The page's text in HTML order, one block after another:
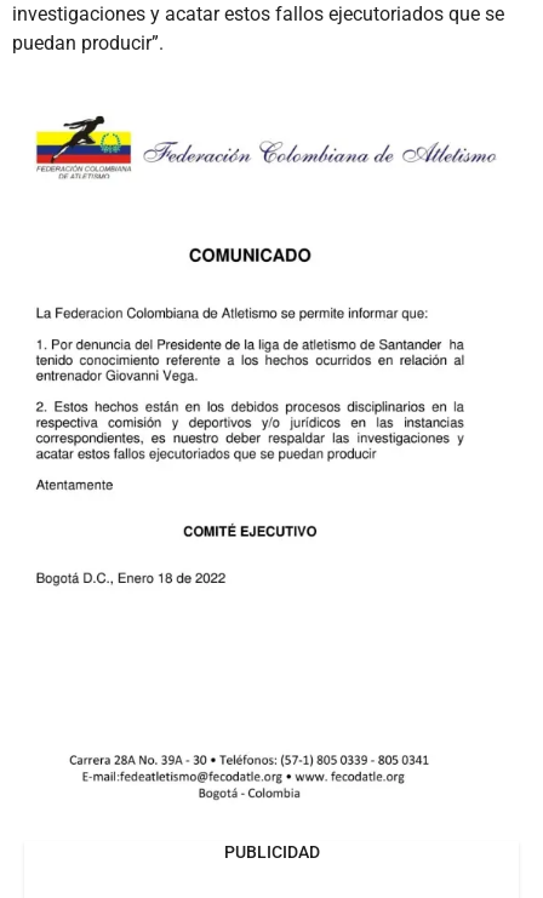
investigaciones y acatar estos fallos ejecutoriados que se
puedan producir”.
PUBLICIDAD